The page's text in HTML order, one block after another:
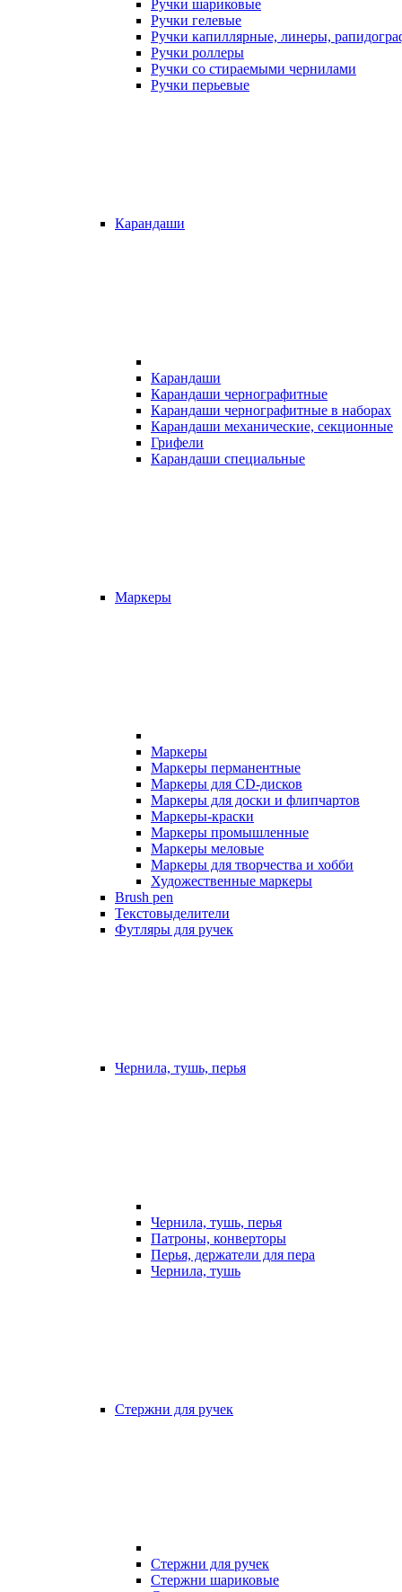
Ручки шариковые
Ручки гелевые
Ручки капиллярные, линеры,
Ручки роллеры
Ручки со стираемыми чернилами
Ручки перьевые
Карандаши
Карандаши
Карандаши чернографитные
Карандаши чернографитные в наборах
Карандаши механические, секционные
Грифели
Карандаши специальные
Маркеры
Маркеры
Маркеры перманентные
Маркеры для CD-дисков
Маркеры для доски и флипчартов
Маркеры-краски
Маркеры промышленные
Маркеры меловые
Маркеры для творчества и хобби
Художественные маркеры
Brush pen
Текстовыделители
Футляры для ручек
Чернила, тушь, перья
Чернила, тушь, перья
Патроны, конверторы
Перья, держатели для пера
Чернила, тушь
Стержни для ручек
Стержни для ручек
Стержни шариковые